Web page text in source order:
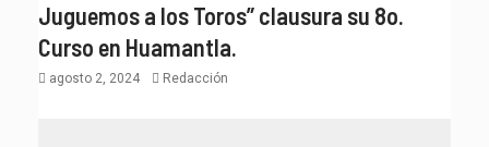
Juguemos a los Toros” clausura su 8o.
Curso en Huamantla.
agosto 2, 2024 Redacción